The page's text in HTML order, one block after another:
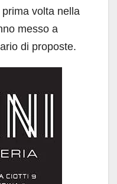
volta nella
messo a
di proposte.